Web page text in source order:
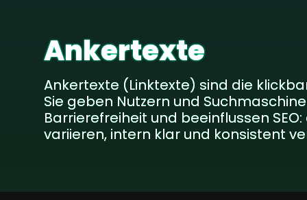
Content
Comparison Shopping
Social Media Marketing
Server-Side-Tracking
Newsletter-Marketing
Ankertexte
Ankertexte (Linktexte) sind die
Sie geben Nutzern und
Barrierefreiheit und beeinflussen
variieren, intern klar und konsistent